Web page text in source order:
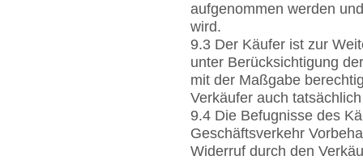
aufgenommen werden
wird.
9.3 Der Käufer ist zur
unter Berücksichtigung
mit der Maßgabe
Verkäufer auch
9.4 Die Befugnisse des
Geschäftsverkehr
Widerruf durch den